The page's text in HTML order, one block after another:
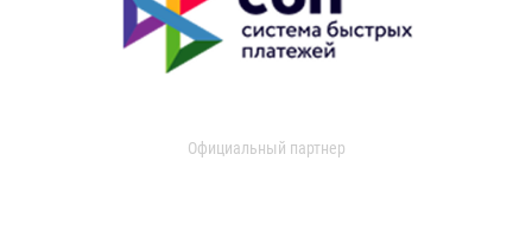
Официальный партнер